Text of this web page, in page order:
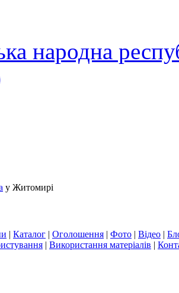
народна
у Житомирі
| Каталог | Оголошення | Фото | Відео |
| Використання матеріалів |